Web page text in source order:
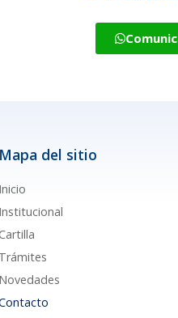
Mapa del sitio
Inicio
Institucional
Cartilla
Trámites
Novedades